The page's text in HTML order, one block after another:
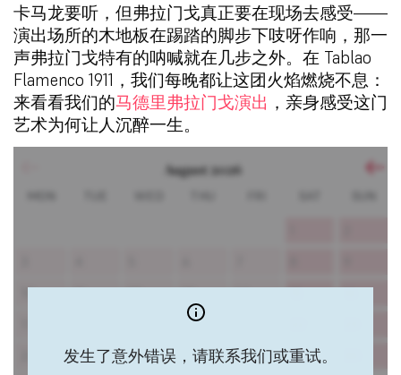
卡马龙要听，但弗拉门戈真正要在现场去感受——
演出场所的木地板在踢踏的脚步下吱呀作响，那一
声弗拉门戈特有的呐喊就在几步之外。在 Tablao
Flamenco 1911，我们每晚都让这团火焰燃烧不息：
来看看我们的马德里弗拉门戈演出 ，亲身感受这门
艺术为何让人沉醉一生。